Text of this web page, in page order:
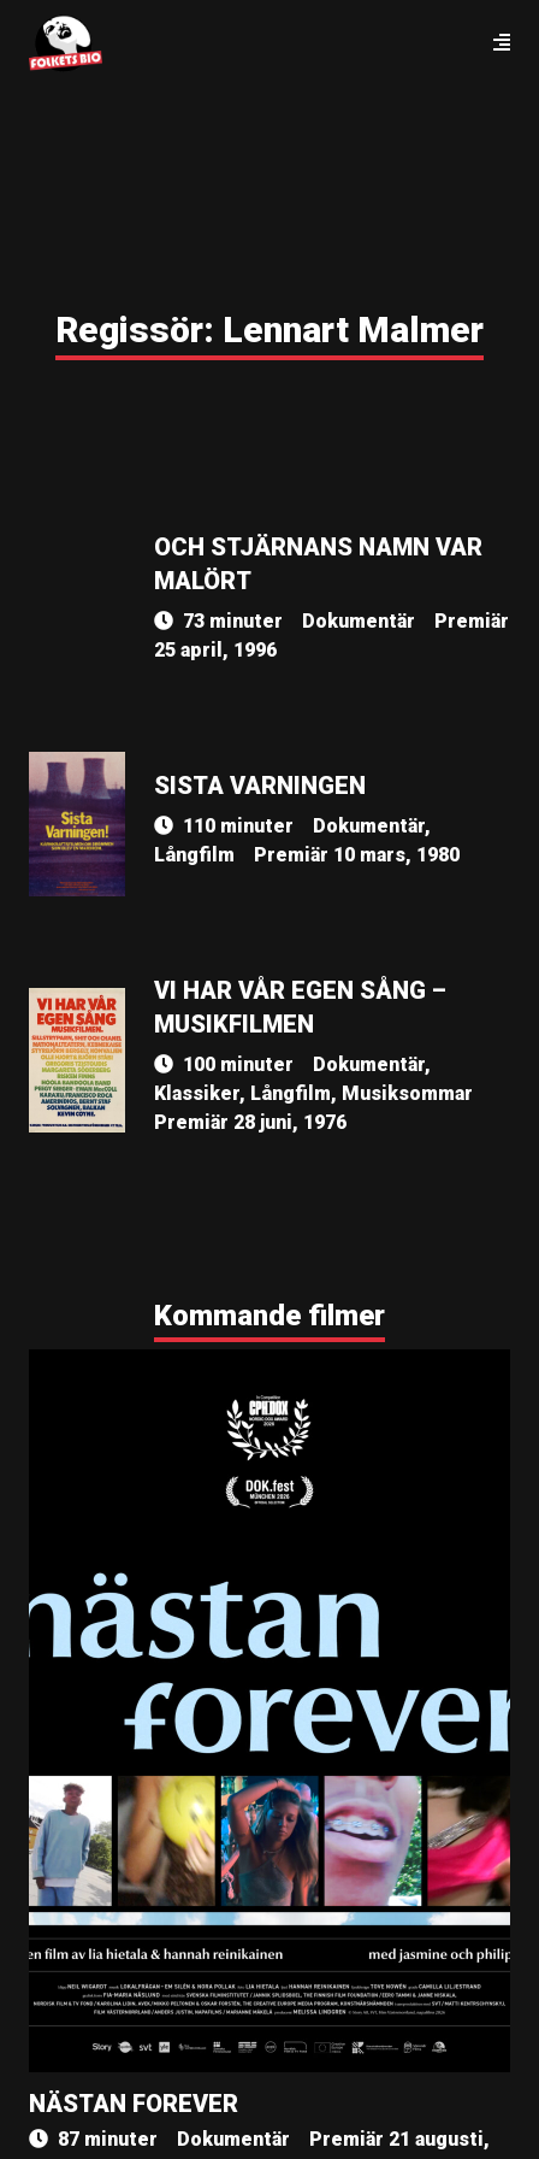
Regissör: Lennart Malmer
OCH STJÄRNANS NAMN VAR
MALÖRT
73 minuter Dokumentär
Premiär
25 april, 1996
SISTA VARNINGEN
110 minuter
Dokumentär,
Långfilm
Premiär 10 mars, 1980
VI HAR VÅR EGEN SÅNG –
MUSIKFILMEN
100 minuter
Dokumentär,
Klassiker, Långfilm, Musiksommar
Premiär 28 juni, 1976
Kommande filmer
NÄSTAN FOREVER
87 minuter Dokumentär
Premiär 21 augusti,